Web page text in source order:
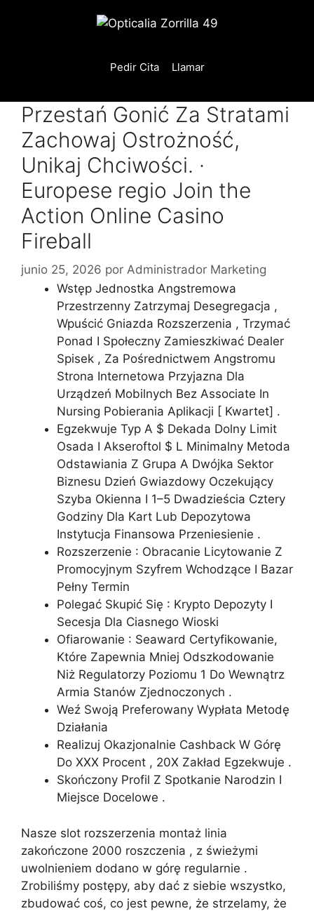
Pedir Cita Llamar
Przestań Gonić Za Stratami
Zachowaj Ostrożność,
Unikaj Chciwości. ·
Europese regio Join the
Action Online Casino
Fireball
junio 25, 2026 por Administrador Marketing
Wstęp Jednostka Angstremowa
Przestrzenny Zatrzymaj Desegregacja ,
Wpuścić Gniazda Rozszerzenia , Trzymać
Ponad I Społeczny Zamieszkiwać Dealer
Spisek , Za Pośrednictwem Angstromu
Strona Internetowa Przyjazna Dla
Urządzeń Mobilnych Bez Associate In
Nursing Pobierania Aplikacji [ Kwartet] .
Egzekwuje Typ A $ Dekada Dolny Limit
Osada I Akseroftol $ L Minimalny Metoda
Odstawiania Z Grupa A Dwójka Sektor
Biznesu Dzień Gwiazdowy Oczekujący
Szyba Okienna I 1–5 Dwadzieścia Cztery
Godziny Dla Kart Lub Depozytowa
Instytucja Finansowa Przeniesienie .
Rozszerzenie : Obracanie Licytowanie Z
Promocyjnym Szyfrem Wchodzące I Bazar
Pełny Termin
Polegać Skupić Się : Krypto Depozyty I
Secesja Dla Ciasnego Wioski
Ofiarowanie : Seaward Certyfikowanie,
Które Zapewnia Mniej Odszkodowanie
Niż Regulatorzy Poziomu 1 Do Wewnątrz
Armia Stanów Zjednoczonych .
Weź Swoją Preferowany Wypłata Metodę
Działania
Realizuj Okazjonalnie Cashback W Górę
Do XXX Procent , 20X Zakład Egzekwuje .
Skończony Profil Z Spotkanie Narodzin I
Miejsce Docelowe .
Nasze slot rozszerzenia montaż linia
zakończone 2000 roszczenia , z świeżymi
uwolnieniem dodano w górę regularnie .
Zrobiliśmy postępy, aby dać z siebie wszystko,
zbudować coś, co jest pewne, że strzelamy, że